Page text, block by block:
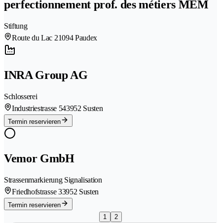
perfectionnement prof. des métiers MEM
Stiftung
Route du Lac 21094 Paudex
INRA Group AG
Schlosserei
Industriestrasse 543952 Susten
Termin reservieren
Vemor GmbH
Strassenmarkierung Signalisation
Friedhofstrasse 33952 Susten
Termin reservieren
1
2